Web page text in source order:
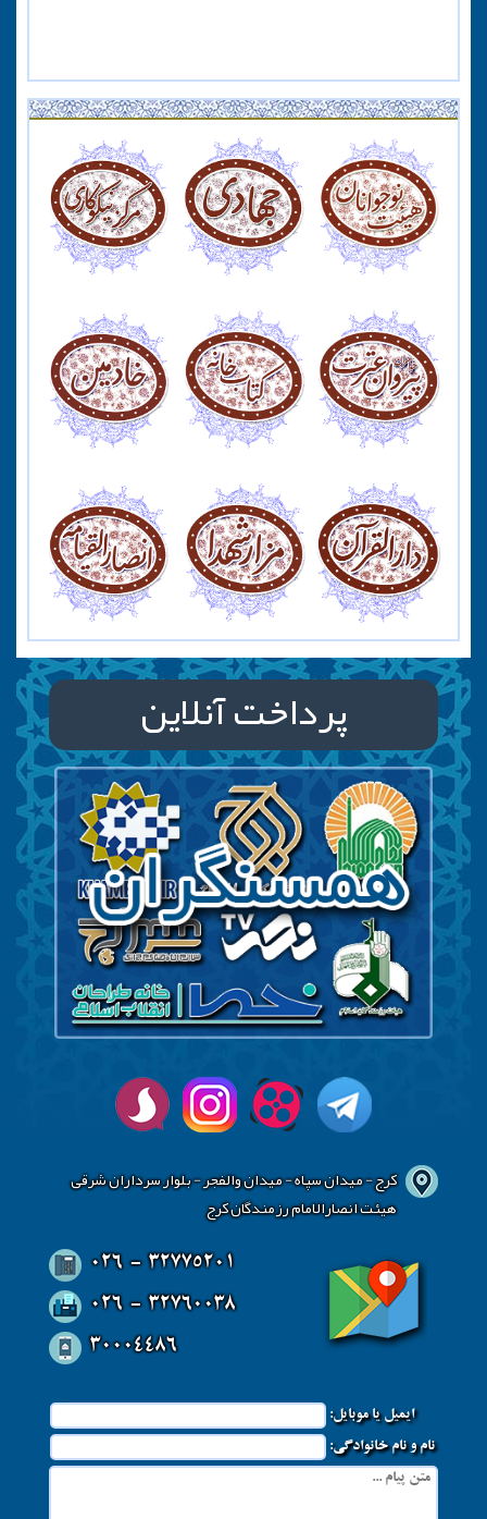
پرداخت آنلاین
کرج - میدان سپاه - میدان والفجر - بلوار سرداران شرقی
هیئت انصارالامام رزمندگان کرج
026 - 32775201
026 - 32760038
30004486
ایمیل یا موبایل:
نام و نام خانوادگی: